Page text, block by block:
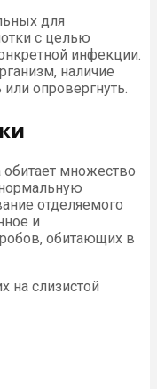
для
с целью
инфекции.
наличие
опровергнуть.
обитает множество
отделяемого
и
обитающих в
на слизистой